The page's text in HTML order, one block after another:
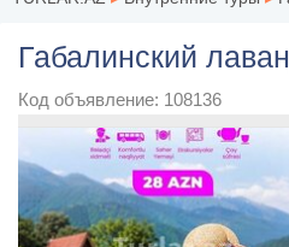
Габалинский
Код объявление: 108136